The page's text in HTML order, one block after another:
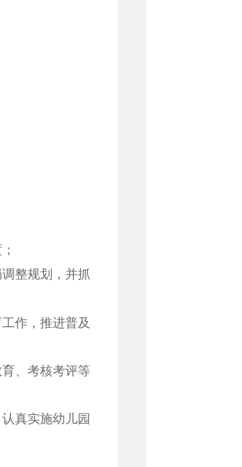
整规划，并抓
作，推进普及
、考核考评等
真实施幼儿园